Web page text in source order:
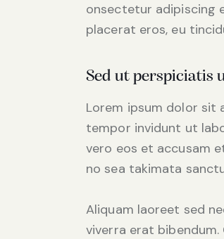
onsectetur adipiscing
placerat eros, eu
Sed ut perspiciatis
Lorem ipsum dolor sit
tempor invidunt ut
vero eos et accusam
no sea takimata
Aliquam laoreet sed
viverra erat